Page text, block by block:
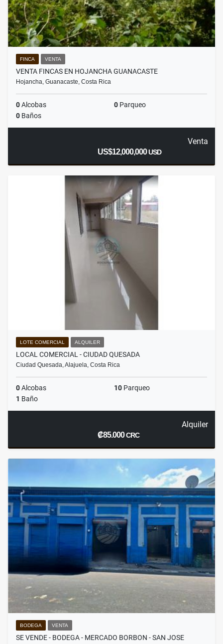
FINCA VENTA
VENTA FINCAS EN HOJANCHA GUANACASTE
Hojancha, Guanacaste, Costa Rica
0Alcobas 0 Parqueo
0 Baños
Venta
US$12,000,000USD
LOTE COMERCIAL ALQUILER
LOCAL COMERCIAL - CIUDAD QUESADA
Ciudad Quesada, Alajuela, Costa Rica
0Alcobas 10 Parqueo
1 Baño
Alquiler
₡85.000CRC
BODEGA VENTA
SE VENDE - BODEGA - MERCADO BORBON - SAN JOSE